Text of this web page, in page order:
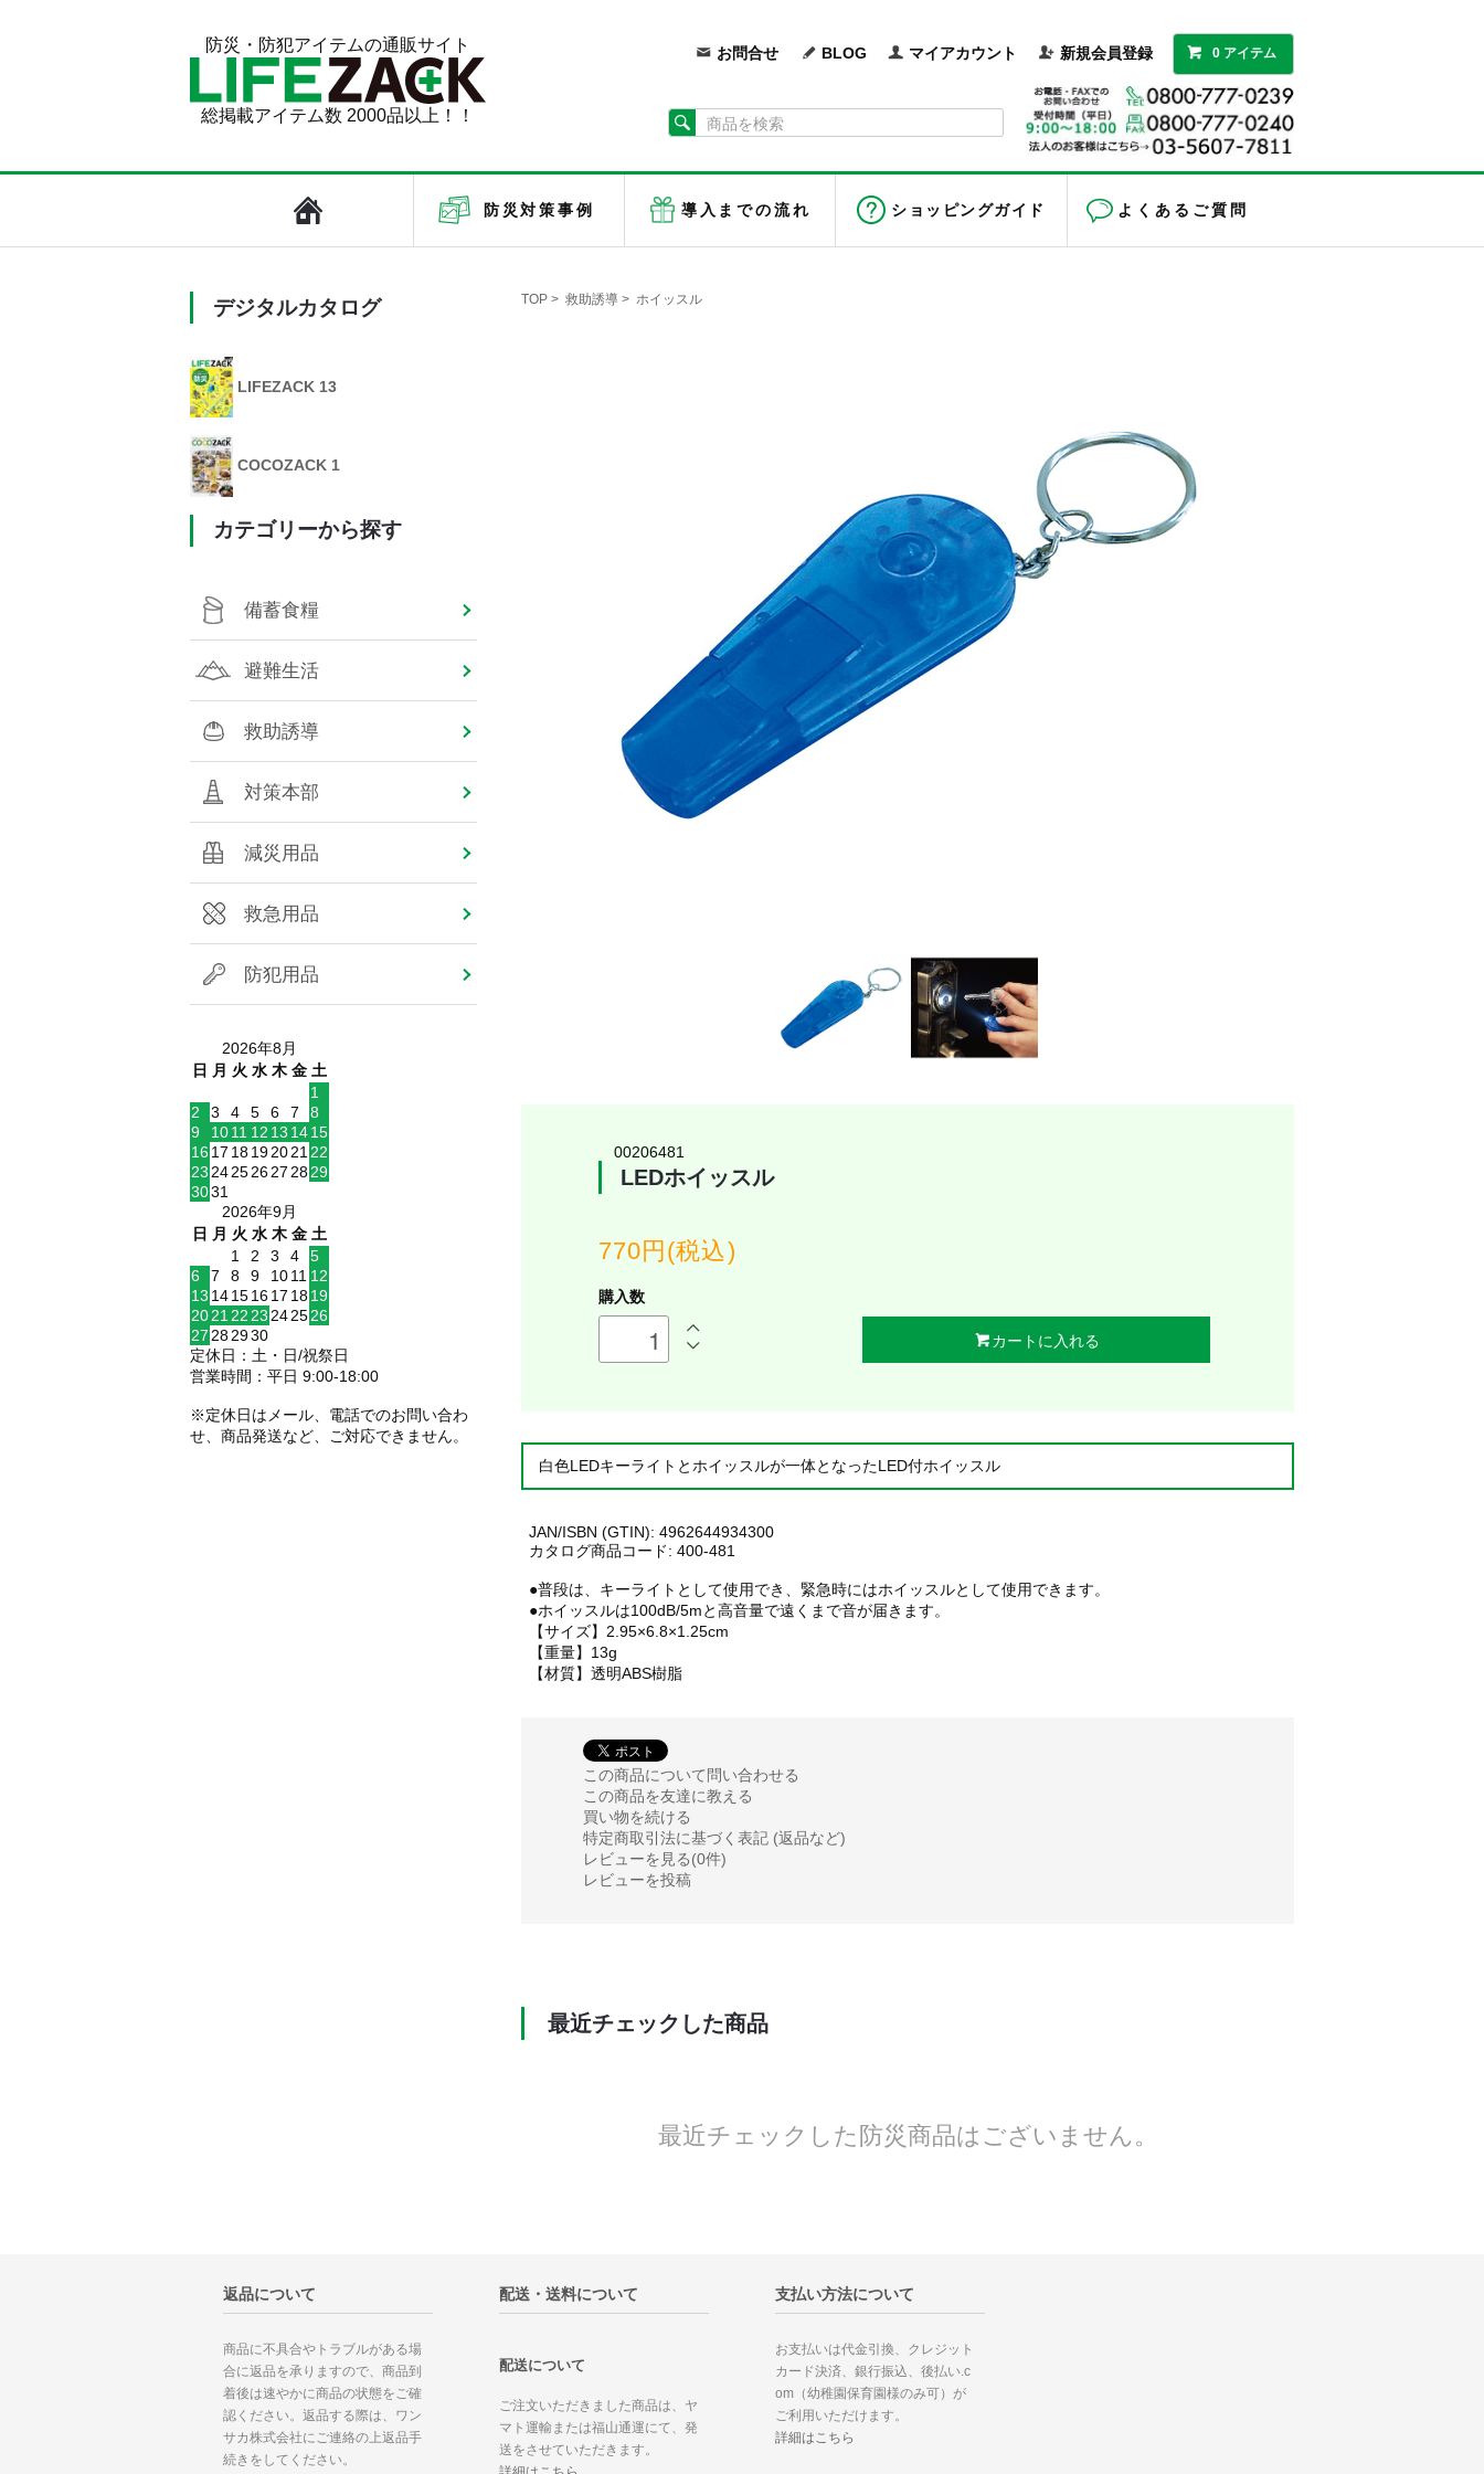
防災・防犯アイテムの通販サイト
総掲載アイテム数 2000品以上！！
お問合せ BLOG マイアカウント 新規会員登録 0 アイテム
防災対策事例 導入までの流れ ショッピングガイド よくあるご質問
TOP > 救助誘導 > ホイッスル
00206481
LEDホイッスル
770円(税込)
購入数
カートに入れる
白色LEDキーライトとホイッスルが一体となったLED付ホイッスル
JAN/ISBN (GTIN): 4962644934300
カタログ商品コード: 400-481
●普段は、キーライトとして使用でき、緊急時にはホイッスルとして使用できます。
●ホイッスルは100dB/5mと高音量で遠くまで音が届きます。
【サイズ】2.95×6.8×1.25cm
【重量】13g
【材質】透明ABS樹脂
この商品について問い合わせる
この商品を友達に教える
買い物を続ける
特定商取引法に基づく表記 (返品など)
レビューを見る(0件)
レビューを投稿
最近チェックした商品
最近チェックした防災商品はございません。
デジタルカタログ
LIFEZACK 13
COCOZACK 1
カテゴリーから探す
備蓄食糧
避難生活
救助誘導
対策本部
減災用品
救急用品
防犯用品
2026年8月
日
月 火 水 木 金 土
1
2
3 4 5 6 7
8
9
1011 12 13 1415
16 17 18192021 22
23 24252627 2829
3031
2026年9月
日
月 火 水 木 金 土
1
2 3 4
5
6
7 8 9 1011 12
13 14151617 1819
2021 22 23 242526
27 282930
定休日：土・日/祝祭日
営業時間：平日 9:00-18:00
※定休日はメール、電話でのお問い合わ
せ、商品発送など、ご対応できません。
返品について
商品に不具合やトラブルがある場
合に返品を承りますので、商品到
着後は速やかに商品の状態をご確
認ください。返品する際は、ワン
サカ株式会社にご連絡の上返品手
続きをしてください。
配送・送料について
配送について
ご注文いただきました商品は、ヤ
マト運輸または福山通運にて、発
送をさせていただきます。
支払い方法について
お支払いは代金引換、クレジット
カード決済、銀行振込、後払い.c
om（幼稚園保育園様のみ可）が
ご利用いただけます。
詳細はこちら